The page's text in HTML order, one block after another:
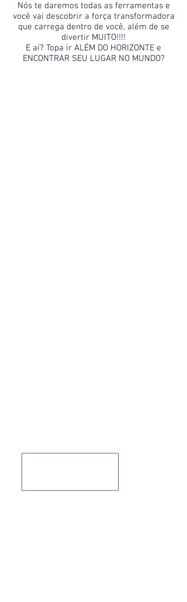
Nós te daremos todas as ferramentas e
você vai descobrir a força transformadora
que carrega dentro de você, além de se
divertir MUITO!!!!
E aí? Topa ir ALÉM DO HORIZONTE e
ENCONTRAR SEU LUGAR NO MUNDO?